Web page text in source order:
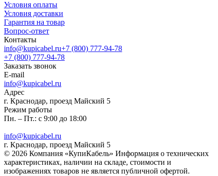
Условия оплаты
Условия доставки
Гарантия на товар
Вопрос-ответ
Контакты
info@kupicabel.ru+7 (800) 777-94-78
+7 (800) 777-94-78
Заказать звонок
E-mail
info@kupicabel.ru
Адрес
г. Краснодар, проезд Майский 5
Режим работы
Пн. – Пт.: с 9:00 до 18:00
info@kupicabel.ru
г. Краснодар, проезд Майский 5
© 2026 Компания «КупиКабель» Информация о технических
характеристиках, наличии на складе, стоимости и
изображениях товаров не является публичной офертой.